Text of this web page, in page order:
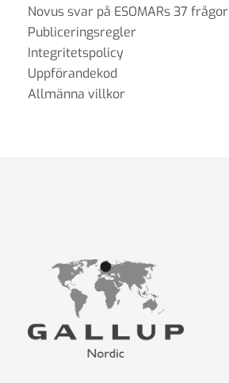
Novus svar på ESOMARs 37 frågor
Publiceringsregler
Integritetspolicy
Uppförandekod
Allmänna villkor